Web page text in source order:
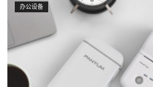
办公设备